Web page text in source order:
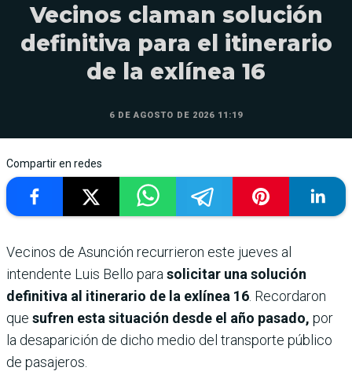
Vecinos claman solución
definitiva para el itinerario
de la exlínea 16
6 DE AGOSTO DE 2026 11:19
Compartir en redes
Vecinos de Asunción recurrieron este jueves al
intendente Luis Bello para solicitar una solución
definitiva al itinerario de la exlínea 16 . Recordaron
que sufren esta situación desde el año pasado, por
la desaparición de dicho medio del transporte público
de pasajeros.